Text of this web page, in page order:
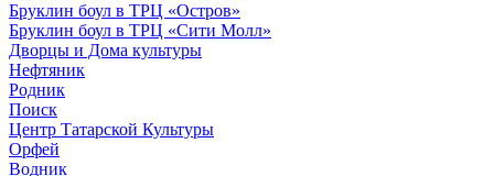
Бруклин боул в ТРЦ «Остров»
Бруклин боул в ТРЦ «Сити Молл»
Дворцы и Дома культуры
Нефтяник
Родник
Поиск
Центр Татарской Культуры
Орфей
Водник